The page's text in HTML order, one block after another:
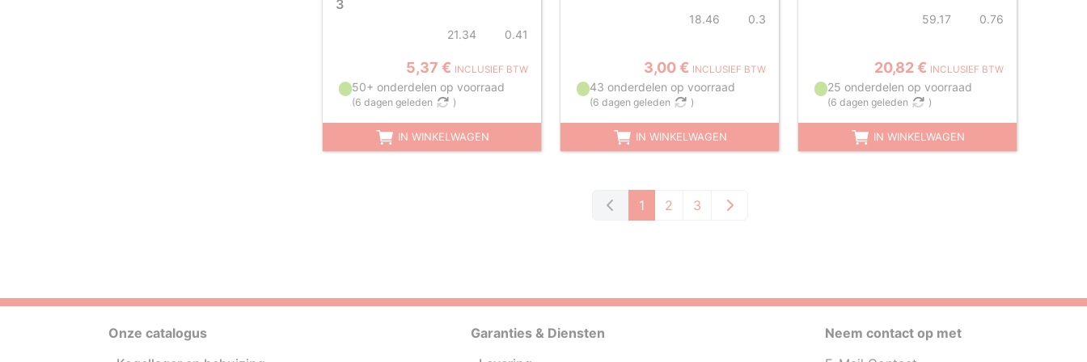
3
21.34 0.41
5,37 € INCLUSIEF BTW
50+ onderdelen op voorraad
(6 dagen geleden )
IN WINKELWAGEN
18.46 0.3
3,00 € INCLUSIEF BTW
43 onderdelen op voorraad
(6 dagen geleden )
IN WINKELWAGEN
59.17 0.76
20,82 € INCLUSIEF BTW
25 onderdelen op voorraad
(6 dagen geleden )
IN WINKELWAGEN
1 2 3
Onze catalogus
Garanties & Diensten
Neem contact op met